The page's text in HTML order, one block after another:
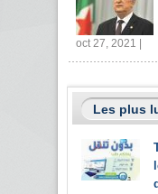
oct 27, 2021 |
Les plus